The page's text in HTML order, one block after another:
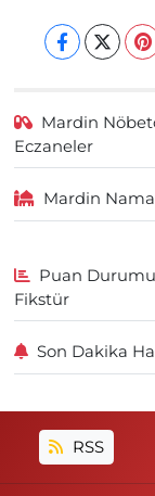
Mardin
Eczaneler
Mardin
Puan
Fikstür
Son Dakika
RSS